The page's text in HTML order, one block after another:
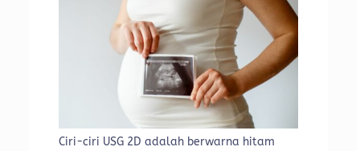
Ciri-ciri USG 2D adalah berwarna hitam